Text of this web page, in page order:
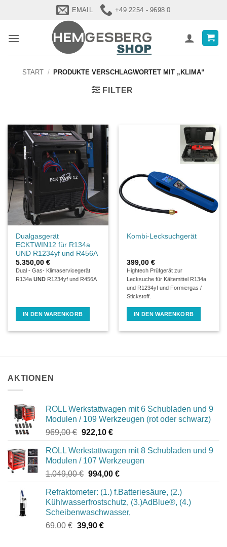
EMAIL +49 2254 - 9698 0
START / PRODUKTE VERSCHLAGWORTET MIT „KLIMA“
FILTER
Dualgasgerät
ECKTWIN12 für R134a
UND R1234yf und R456A
5.350,00€
Dual - Gas- Klimaservicegerät
R134aUND R1234yf und R456A
IN DEN WARENKORB
Kombi-Lecksuchgerät
399,00€
Hightech Prüfgerät zur
Lecksuche für Kältemittel R134a
und R1234yf und Formiergas /
Stickstoff.
IN DEN WARENKORB
AKTIONEN
ROLL Werkstattwagen mit 6 Schubladen und 9
Modulen / 109 Werkzeugen (rot oder schwarz)
969,00€ Ursprünglicher
war:
969,00 €
922,10 €Aktueller
ist:
922,10 €.
ROLL Werkstattwagen mit 8 Schubladen und 9
Modulen / 107 Werkzeugen
1.049,00€ Ursprünglicher
war:
1.049,00 €
994,00 €Aktueller
ist:
994,00 €.
Refraktometer: (1.) f.Batteriesäure, (2.)
Kühlwasserfrostschutz, (3.)AdBlue®, (4.)
Scheibenwaschwasser,
69,00€ Ursprünglicher
39,90 €Aktueller